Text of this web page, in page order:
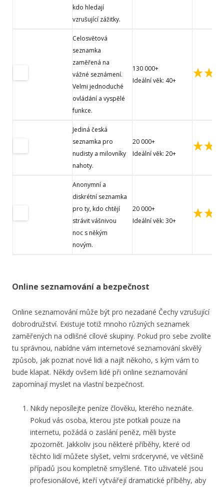
kdo hledají
vzrušující zážitky.
Celosvětová
seznamka
zaměřená na
vážné seznámení.
Velmi jednoduché
ovládání a vyspělé
funkce.
130 000+
Ideální věk: 40+
Jediná česká
seznamka pro
nudisty a milovníky
nahoty.
20 000+
Ideální věk: 20+
Anonymní a
diskrétní seznamka
pro ty, kdo chtějí
strávit vášnivou
noc s někým
novým.
20 000+
Ideální věk: 30+
Online seznamování a bezpečnost
Online seznamování může být pro nezadané Čechy vzrušující
dobrodružství. Existuje totiž mnoho různých seznamek
zaměřených na odlišné cílové skupiny. Pokud pro sebe zvolíte
tu správnou, nabídne vám internetové seznamování skvělý
způsob, jak poznat nové lidi a najít někoho, s kým vám to
bude klapat. Někdy ovšem lidé při online seznamování
zapomínají myslet na vlastní bezpečnost.
Nikdy neposílejte peníze člověku, kterého neznáte.
Pokud vás osoba, kterou jste potkali pouze na
internetu, požádá o zaslání peněz, měli byste
zpozornět. Jakkoliv jsou některé příběhy, které od
těchto lidí můžete slyšet, velmi srdceryvné, ve většině
případů jsou kompletně smyšlené. Tito uživatelé jsou
profesionálové, kteří vytvářejí dramatické příběhy, aby